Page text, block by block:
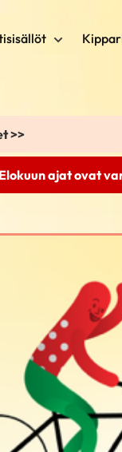
>>
ajat ovat